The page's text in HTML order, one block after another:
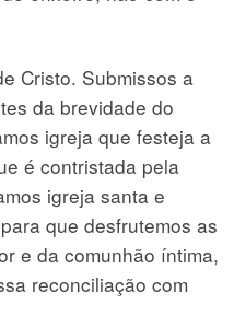
Cristo. Submissos a
da brevidade do
igreja que festeja a
é contristada pela
igreja santa e
que desfrutemos as
e da comunhão íntima,
reconciliação com